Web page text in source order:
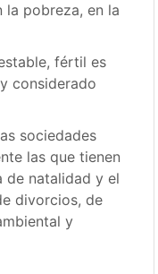
la pobreza, en la
fértil es
considerado
sociedades
las que tienen
de natalidad y el
divorcios, de
y